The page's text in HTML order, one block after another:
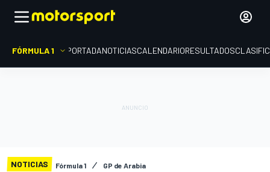
FÓRMULA 1 PORTADANOTICIASCALENDARIORESULTADOS
NOTICIAS Fórmula 1 GP de Arabia